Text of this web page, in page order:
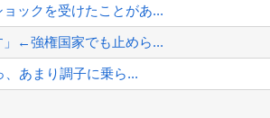
は嫌い。人間として同...
び交う。1週間ぶり...
ックを受けたことがあ...
←強権国家でも止めら...
あまり調子に乗ら...